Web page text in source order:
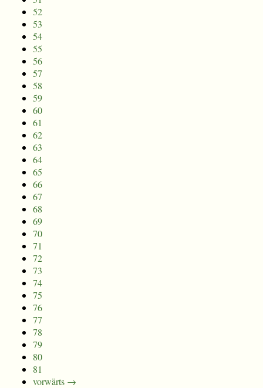
52
53
54
55
56
57
58
59
60
61
62
63
64
65
66
67
68
69
70
71
72
73
74
75
76
77
78
79
80
81
vorwärts →